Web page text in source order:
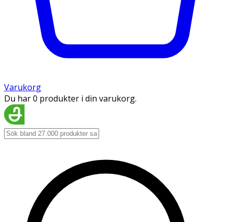
Varukorg
Du har 0 produkter i din varukorg.